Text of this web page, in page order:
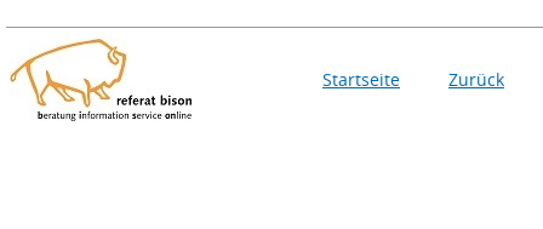
Startseite Zurück